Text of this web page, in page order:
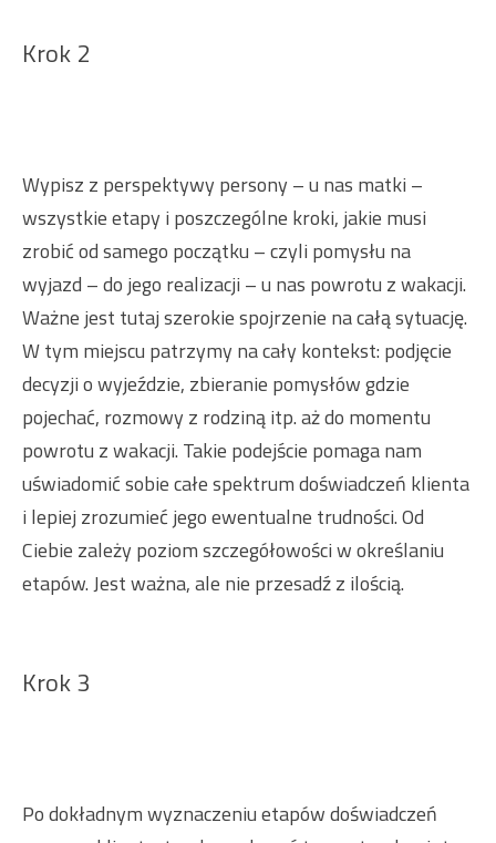
Krok 2
Wypisz z perspektywy persony – u nas matki –
wszystkie etapy i poszczególne kroki, jakie musi
zrobić od samego początku – czyli pomysłu na
wyjazd – do jego realizacji – u nas powrotu z wakacji.
Ważne jest tutaj szerokie spojrzenie na całą sytuację.
W tym miejscu patrzymy na cały kontekst: podjęcie
decyzji o wyjeździe, zbieranie pomysłów gdzie
pojechać, rozmowy z rodziną itp. aż do momentu
powrotu z wakacji. Takie podejście pomaga nam
uświadomić sobie całe spektrum doświadczeń klienta
i lepiej zrozumieć jego ewentualne trudności. Od
Ciebie zależy poziom szczegółowości w określaniu
etapów. Jest ważna, ale nie przesadź z ilością.
Krok 3
Po dokładnym wyznaczeniu etapów doświadczeń